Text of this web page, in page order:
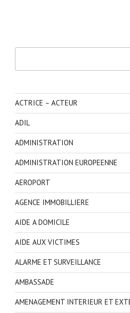
ACTRICE – ACTEUR
ADIL
ADMINISTRATION
ADMINISTRATION EUROPEENNE
AEROPORT
AGENCE IMMOBILLIERE
AIDE A DOMICILE
AIDE AUX VICTIMES
ALARME ET SURVEILLANCE
AMBASSADE
AMENAGEMENT INTERIEUR ET